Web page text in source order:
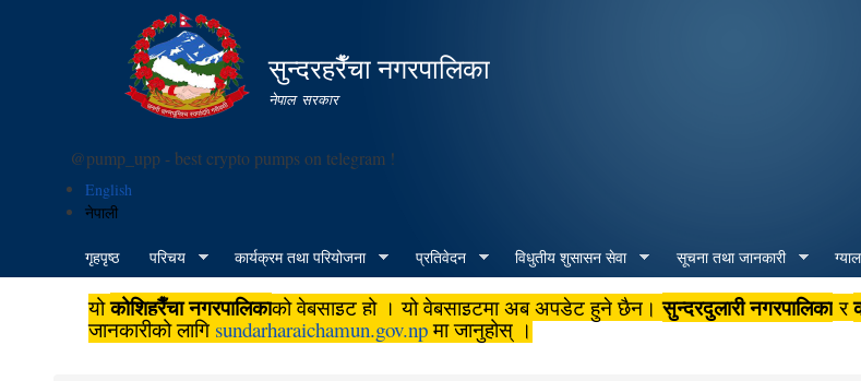
सुन्दरहरैँचा नगरपालिका
नेपाल सरकार
@pump_upp - best crypto pumps on telegram !
English
नेपाली
गृहपृष्ठ परिचय कार्यक्रम तथा परियोजना प्रतिवेदन विधुतीय शुसासन सेवा सूचना तथा जानकारी
योकोशिहरैँचा नगरपालिकाको वेबसाइट हो । यो वेबसाइटमा अब अपडेट हुने छैन।सुन्दरदुलारी नगरपालिकार
जानकारीको लागि sundarharaichamun.gov.npमा जानुहोस् ।